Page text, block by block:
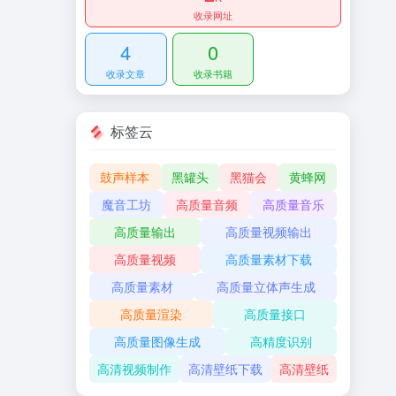
收录网址
4
收录文章
0
收录书籍
标签云
鼓声样本 黑罐头 黑猫会
黄蜂网
魔音工坊
高质量音频
高质量音乐
高质量输出
高质量视频输出
高质量视频
高质量素材下载
高质量素材
高质量立体声生成
高质量渲染
高质量接口
高质量图像生成
高精度识别
高清视频制作
高清壁纸下载 高清壁纸